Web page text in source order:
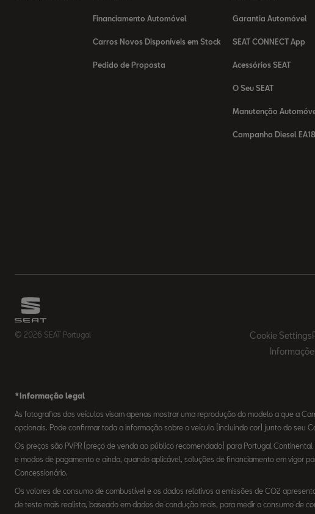
Financiamento Automóvel
Carros Novos Disponíveis em Stock
Pedido de Proposta
Garantia Automóvel
SEAT CONNECT App
Acessórios SEAT
O Seu SEAT
Manutenção
Campanha Diesel
Cookie Settings
© 2026 SEAT Portugal
*Informação legal
As fotografias dos veículos visam apenas mostrar uma reprodução do modelo a que a
opcionais. Pode confirmar toda a informação sobre o veículo (incluindo cor) junto do seu
Os preços são PVPR (preço de venda ao público recomendado) para Portugal
e modos de pagamento e ainda, quando aplicável, soluções de financiamento em vigor
Concessionário.
Os valores de consumo de combustível e os dados relativos a emissões de CO2
de teste mais realista, baseado em dados de condução reais, para medir o consumo de